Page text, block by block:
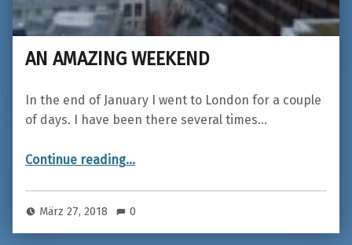
AN AMAZING WEEKEND
In the end of January I went to London for a couple
of days. I have been there several times…
Continue reading…
März 27, 2018 0